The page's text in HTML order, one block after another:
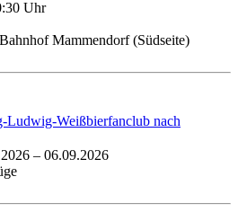
Uhr
Mammendorf (Südseite)
Ludwig-Weißbierfanclub nach
– 06.09.2026